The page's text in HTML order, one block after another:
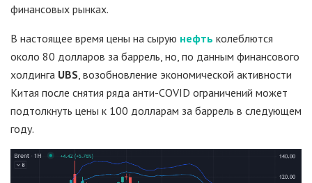
финансовых рынках.
В настоящее время цены на сырую нефть колеблются
около 80 долларов за баррель, но, по данным финансового
холдинга UBS, возобновление экономической активности
Китая после снятия ряда анти-COVID ограничений может
подтолкнуть цены к 100 долларам за баррель в следующем
году.